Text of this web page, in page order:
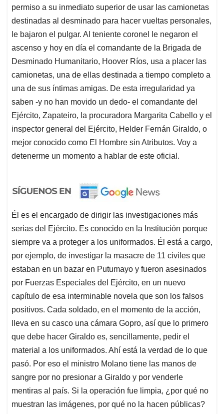
permiso a su inmediato superior de usar las camionetas
destinadas al desminado para hacer vueltas personales,
le bajaron el pulgar. Al teniente coronel le negaron el
ascenso y hoy en día el comandante de la Brigada de
Desminado Humanitario, Hoover Ríos, usa a placer las
camionetas, una de ellas destinada a tiempo completo a
una de sus íntimas amigas. De esta irregularidad ya
saben -y no han movido un dedo- el comandante del
Ejército, Zapateiro, la procuradora Margarita Cabello y el
inspector general del Ejército, Helder Fernán Giraldo, o
mejor conocido como El Hombre sin Atributos. Voy a
detenerme un momento a hablar de este oficial.
Él es el encargado de dirigir las investigaciones más
serias del Ejército. Es conocido en la Institución porque
siempre va a proteger a los uniformados. Él está a cargo,
por ejemplo, de investigar la masacre de 11 civiles que
estaban en un bazar en Putumayo y fueron asesinados
por Fuerzas Especiales del Ejército, en un nuevo
capítulo de esa interminable novela que son los falsos
positivos. Cada soldado, en el momento de la acción,
lleva en su casco una cámara Gopro, así que lo primero
que debe hacer Giraldo es, sencillamente, pedir el
material a los uniformados. Ahí está la verdad de lo que
pasó. Por eso el ministro Molano tiene las manos de
sangre por no presionar a Giraldo y por venderle
mentiras al país. Si la operación fue limpia, ¿por qué no
muestran las imágenes, por qué no la hacen públicas?